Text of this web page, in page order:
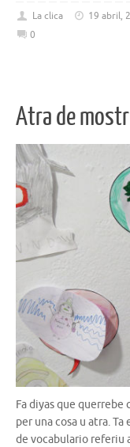
La clica 19 abril,
0
Atra de
Fa diyas que querrebe
per una cosa u atra.
de vocabulario referiu